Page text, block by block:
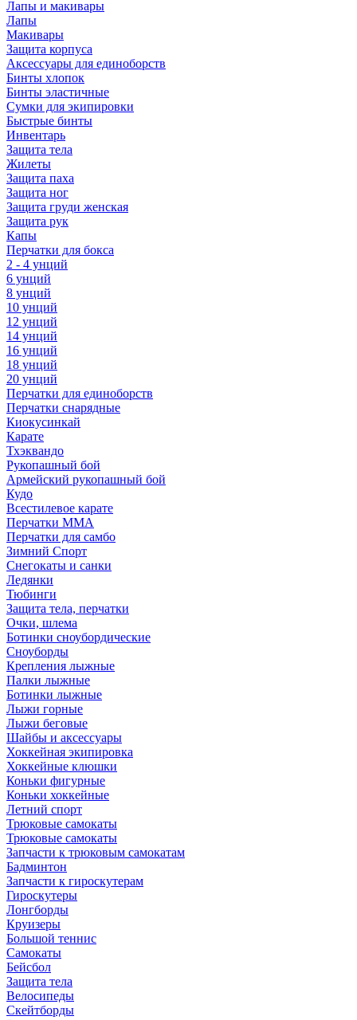
Лапы и макивары
Лапы
Макивары
Защита корпуса
Аксессуары для единоборств
Бинты хлопок
Бинты эластичные
Сумки для экипировки
Быстрые бинты
Инвентарь
Защита тела
Жилеты
Защита паха
Защита ног
Защита груди женская
Защита рук
Капы
Перчатки для бокса
2 - 4 унций
6 унций
8 унций
10 унций
12 унций
14 унций
16 унций
18 унций
20 унций
Перчатки для единоборств
Перчатки снарядные
Киокусинкай
Карате
Тхэквандо
Рукопашный бой
Армейский рукопашный бой
Кудо
Всестилевое карате
Перчатки MMA
Перчатки для самбо
Зимний Спорт
Снегокаты и санки
Ледянки
Тюбинги
Защита тела, перчатки
Очки, шлема
Ботинки сноубордические
Сноуборды
Крепления лыжные
Палки лыжные
Ботинки лыжные
Лыжи горные
Лыжи беговые
Шайбы и аксессуары
Хоккейная экипировка
Хоккейные клюшки
Коньки фигурные
Коньки хоккейные
Летний спорт
Трюковые самокаты
Трюковые самокаты
Запчасти к трюковым самокатам
Бадминтон
Запчасти к гироскутерам
Гироскутеры
Лонгборды
Круизеры
Большой теннис
Самокаты
Бейсбол
Защита тела
Велосипеды
Скейтборды